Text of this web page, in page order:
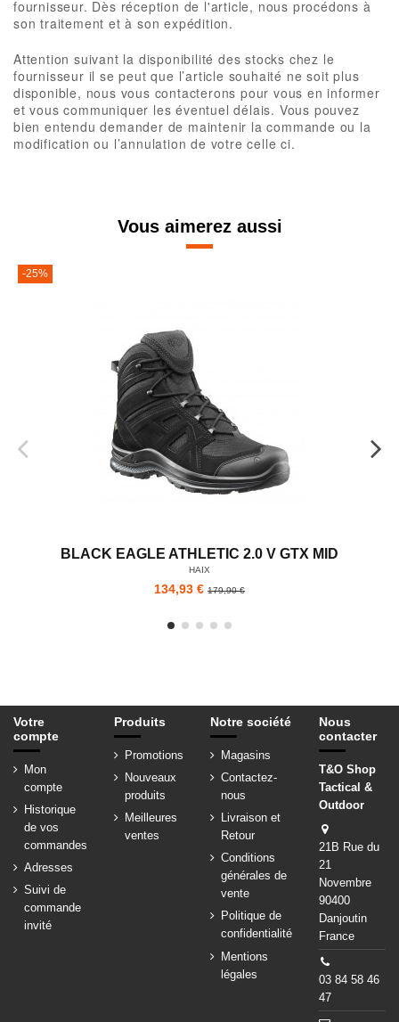
fournisseur. Dès réception de l'article, nous procédons à
son traitement et à son expédition.
Attention suivant la disponibilité des stocks chez le
fournisseur il se peut que l’article souhaité ne soit plus
disponible, nous vous contacterons pour vous en informer
et vous communiquer les éventuel délais. Vous pouvez
bien entendu demander de maintenir la commande ou la
modification ou l’annulation de votre celle ci.
Vous aimerez aussi
-25%
BLACK EAGLE ATHLETIC 2.0 V GTX MID
HAIX
134,93 € 179,90 €
Votre
compte
Mon
compte
Historique
de vos
commandes
Adresses
Suivi de
commande
invité
Produits
Promotions
Nouveaux
produits
Meilleures
ventes
Notre société
Magasins
Contactez-
nous
Livraison et
Retour
Conditions
générales de
vente
Politique de
confidentialité
Mentions
légales
Nous
contacter
T&O Shop
Tactical &
Outdoor
21B Rue du
21
Novembre
90400
Danjoutin
France
03 84 58 46
47